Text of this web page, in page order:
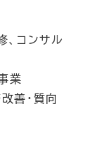
コンサル
業
善・質向